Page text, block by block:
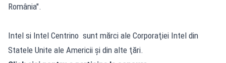
România".
Intel si Intel Centrino sunt mărci ale Corporaţiei Intel din
Statele Unite ale Americii şi din alte ţări.